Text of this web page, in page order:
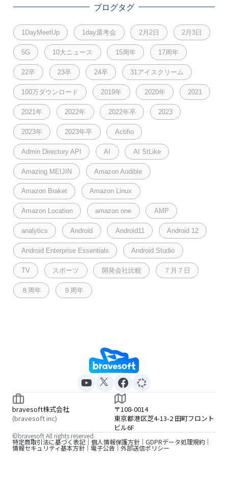
ブログタグ
1DayMeetUp 1day選考会 2月2日 2月3日
5G 10大ニュース 15周年 17周年
22卒 23卒 24卒 31アイスクリーム
100万ダウンロード 2019年 2020年 2021
2021年 2022年 2022年卒 2023
2023年 2023年卒 Actifio
Admin Directory API AI AI StLike
Amazing MEIJIN Amazon Audible
Amazon Braket Amazon Linux
Amazon Location amazon one AMP
analytics Android Android11 Android 12
Android Enterprise Essentials Android Studio
TV スポーツ 開発会社比較 ７月７日
８周年 ９周年
bravesoft株式会社
(bravesoft inc)
〒108-0014
東京都港区芝4-13-2 田町フロント
ビル6F
特定商取引法に基づく表記 個人情報保護方針 GDPRデータ処理規約
情報セキュリティ基本方針 電子公告 外部送信ポリシー
©bravesoft All rights reserved.